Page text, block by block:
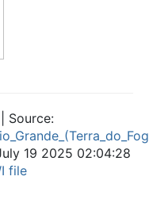
Source:
19 2025 02:04:28
file